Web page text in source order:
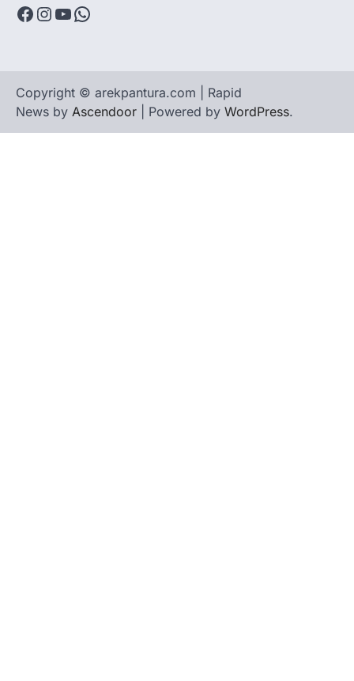
Facebook Instagram YouTube WhatsApp
Copyright © arekpantura.com | Rapid
News by Ascendoor | Powered by WordPress.